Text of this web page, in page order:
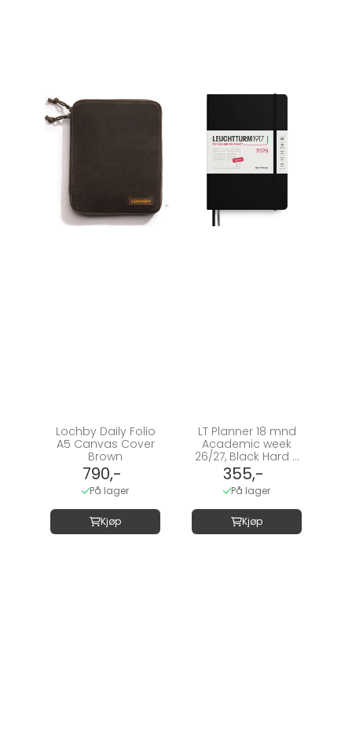
Lochby Daily Folio
A5 Canvas Cover
Brown
790,-
På lager
Kjøp
LT Planner 18 mnd
Academic week
26/27, Black Hard ...
355,-
På lager
Kjøp